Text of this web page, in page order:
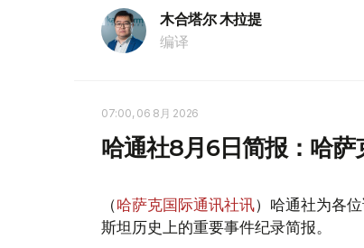
木合塔尔 木拉提
编译
07:00, 06 8月 2026
哈通社8月6日简报：哈萨
（哈萨克国际通讯社讯）哈通社为各
斯坦历史上的重要事件纪录简报。